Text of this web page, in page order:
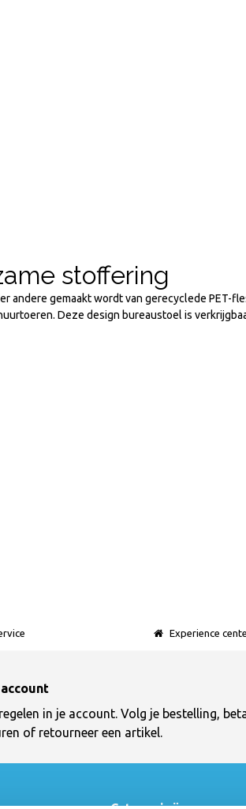
stoffering
andere gemaakt wordt van gerecyclede
Deze design bureaustoel is
Experience
in je account. Volg je bestelling,
of retourneer een artikel.